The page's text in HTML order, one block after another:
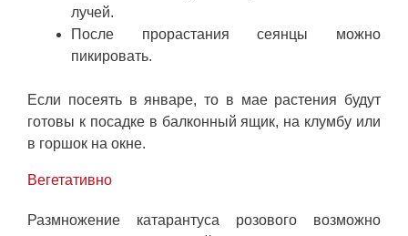
лучей.
После прорастания сеянцы можно
пикировать.
Если посеять в январе, то в мае растения будут
готовы к посадке в балконный ящик, на клумбу или
в горшок на окне.
Вегетативно
Размножение катарантуса розового возможно